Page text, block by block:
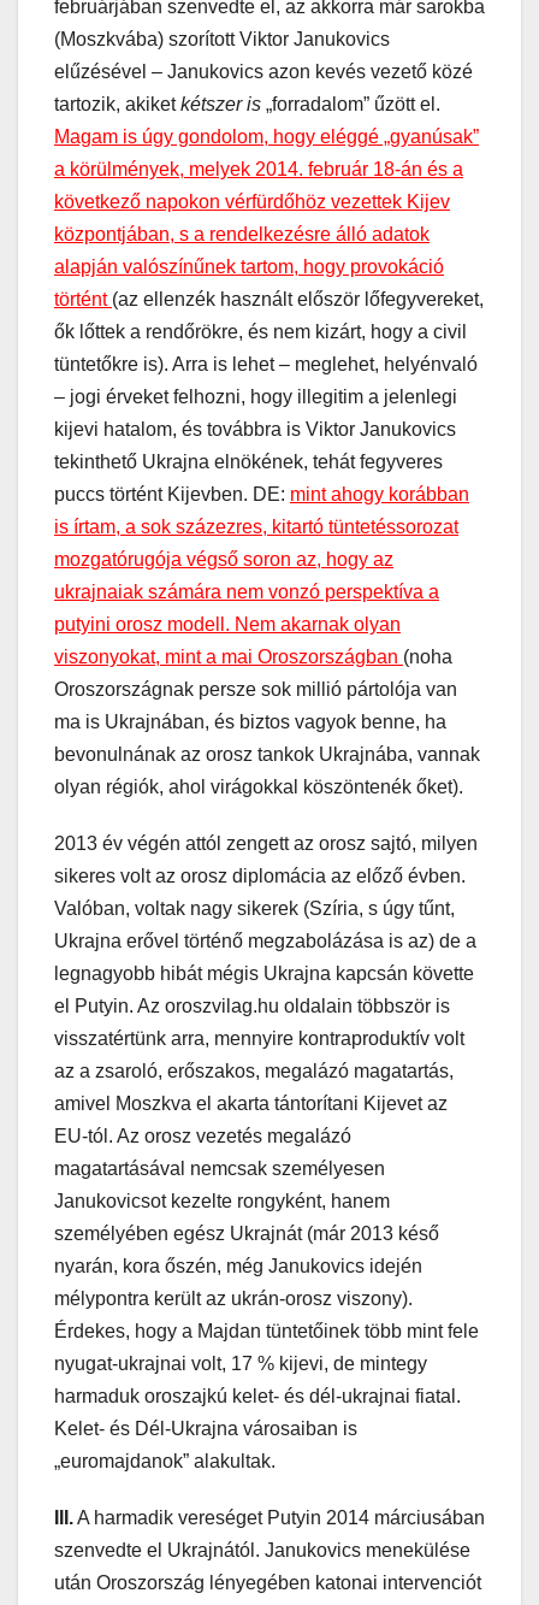
februárjában szenvedte el, az akkorra már sarokba
(Moszkvába) szorított Viktor Janukovics
elűzésével – Janukovics azon kevés vezető közé
tartozik, akiketkétszer is „forradalom” űzött el.
Magam is úgy gondolom, hogy eléggé „gyanúsak”
a körülmények, melyek 2014. február 18-án és a
következő napokon vérfürdőhöz vezettek Kijev
központjában, s a rendelkezésre álló adatok
alapján valószínűnek tartom, hogy provokáció
történt (az ellenzék használt először lőfegyvereket,
ők lőttek a rendőrökre, és nem kizárt, hogy a civil
tüntetőkre is). Arra is lehet – meglehet, helyénvaló
– jogi érveket felhozni, hogy illegitim a jelenlegi
kijevi hatalom, és továbbra is Viktor Janukovics
tekinthető Ukrajna elnökének, tehát fegyveres
puccs történt Kijevben. DE: mint ahogy korábban
is írtam, a sok százezres, kitartó tüntetéssorozat
mozgatórugója végső soron az, hogy az
ukrajnaiak számára nem vonzó perspektíva a
putyini orosz modell. Nem akarnak olyan
viszonyokat, mint a mai Oroszországban (noha
Oroszországnak persze sok millió pártolója van
ma is Ukrajnában, és biztos vagyok benne, ha
bevonulnának az orosz tankok Ukrajnába, vannak
olyan régiók, ahol virágokkal köszöntenék őket).
2013 év végén attól zengett az orosz sajtó, milyen
sikeres volt az orosz diplomácia az előző évben.
Valóban, voltak nagy sikerek (Szíria, s úgy tűnt,
Ukrajna erővel történő megzabolázása is az) de a
legnagyobb hibát mégis Ukrajna kapcsán követte
el Putyin. Az oroszvilag.hu oldalain többször is
visszatértünk arra, mennyire kontraproduktív volt
az a zsaroló, erőszakos, megalázó magatartás,
amivel Moszkva el akarta tántorítani Kijevet az
EU-tól. Az orosz vezetés megalázó
magatartásával nemcsak személyesen
Janukovicsot kezelte rongyként, hanem
személyében egész Ukrajnát (már 2013 késő
nyarán, kora őszén, még Janukovics idején
mélypontra került az ukrán-orosz viszony).
Érdekes, hogy a Majdan tüntetőinek több mint fele
nyugat-ukrajnai volt, 17 % kijevi, de mintegy
harmaduk oroszajkú kelet- és dél-ukrajnai fiatal.
Kelet- és Dél-Ukrajna városaiban is
„euromajdanok” alakultak.
III.A harmadik vereséget Putyin 2014 márciusában
szenvedte el Ukrajnától. Janukovics menekülése
után Oroszország lényegében katonai intervenciót